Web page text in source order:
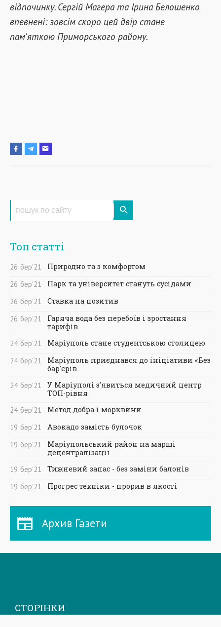
відпочинку. Сергій Магера та Ірина Белошенко
впевнені: зовсім скоро цей двір стане
пам'яткою Приморського району.
Топ статті
26 бер'21
Природно та з комфортом
26 бер'21
Парк та університет стануть сусідами
26 бер'21
Ставка на позитив
26 бер'21
Гаряча вода без перебоїв і зростання
тарифів
24 бер'21
Маріуполь стане студентською столицею
24 бер'21
Маріуполь приєднався до ініціативи «Без
бар'єрів
24 бер'21
У Маріуполі з'явиться медичний центр
ТОП-рівня
24 бер'21
Метод добра і морквини
19 бер'21
Авокадо замість булочок
19 бер'21
Маріупольський район на марші
децентралізації
19 бер'21
Тижневий запас - без заміни балонів
19 бер'21 Прогрес техніки - прорив в якості
Архив Газети
СТОРІНКИ